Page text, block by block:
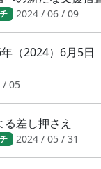
2024 / 06 / 09
（2024）6月5日
/ 05
差し押さえ
2024 / 05 / 31